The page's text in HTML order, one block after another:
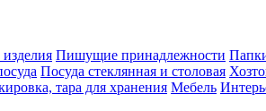
Пишущие принадлежности
Посуда стеклянная и столовая
тара для хранения Мебель